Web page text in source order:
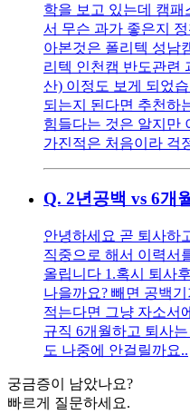
학을 보고 있는데 캠패
서 무슨 과가 좋은지
아본것은 폴리텍 성남
리텍 인천캠 반도관련
산) 이정도 보게 되었
되는지 된다면 추천하
힘들다는 것은 알지만
가진적은 처음이라 걱
Q. 2년공백 vs 6개
안녕하세요 곧 퇴사하
직중으로 해서 이력서
올립니다 1.혹시 퇴사
나을까요? 빼면 공백
적는다면 그냥 자소서
규직 6개월하고 퇴사
도 나중에 안걸릴까요..
궁금증이 남았나요?
빠르게 질문하세요.